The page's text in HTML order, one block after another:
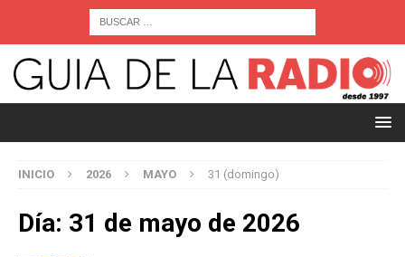
INICIO 2026 MAYO 31 (domingo)
Día: 31 de mayo de 2026